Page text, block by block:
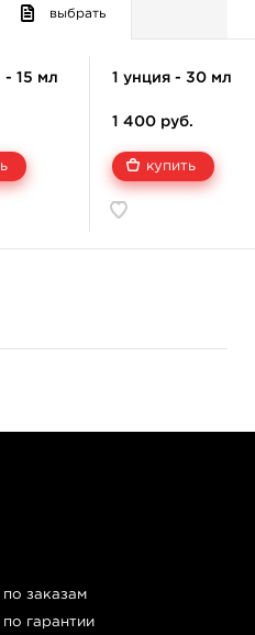
продиктовано желанием
заботу их здоровью.
что все пигменты,
красках, абсолютно
природой, который
раздражения на
выбрать
- 15 мл 1 унция - 30 мл
1 400 руб.
купить
по заказам
по гарантии